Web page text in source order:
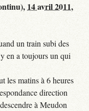
14 avril 2011,
un train subi des
en a toujours un qui
les matins à 6 heures
direction
à Meudon